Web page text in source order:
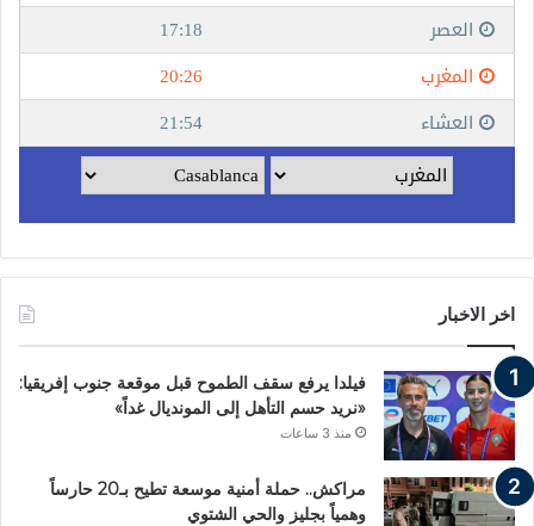
اخر الاخبار
فيلدا يرفع سقف الطموح قبل موقعة جنوب إفريقيا:
«نريد حسم التأهل إلى المونديال غداً»
منذ 3 ساعات
مراكش.. حملة أمنية موسعة تطيح بـ20 حارساً
وهمياً بجليز والحي الشتوي